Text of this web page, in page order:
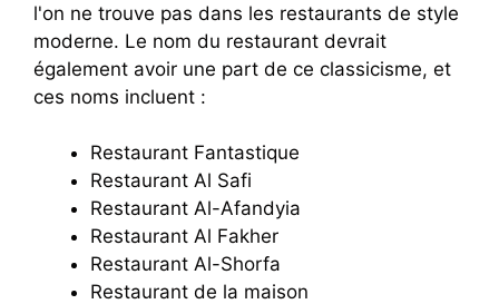
l'on ne trouve pas dans les restaurants de style
moderne. Le nom du restaurant devrait
également avoir une part de ce classicisme, et
ces noms incluent :
Restaurant Fantastique
Restaurant Al Safi
Restaurant Al-Afandyia
Restaurant Al Fakher
Restaurant Al-Shorfa
Restaurant de la maison